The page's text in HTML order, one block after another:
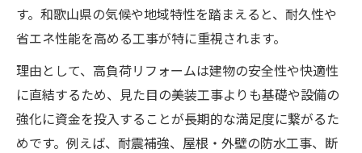
す。和歌山県の気候や地域特性を踏まえると、耐久性や
省エネ性能を高める工事が特に重視されます。
理由として、高負荷リフォームは建物の安全性や快適性
に直結するため、見た目の美装工事よりも基礎や設備の
強化に資金を投入することが長期的な満足度に繋がるた
めです。例えば、耐震補強、屋根・外壁の防水工事、断